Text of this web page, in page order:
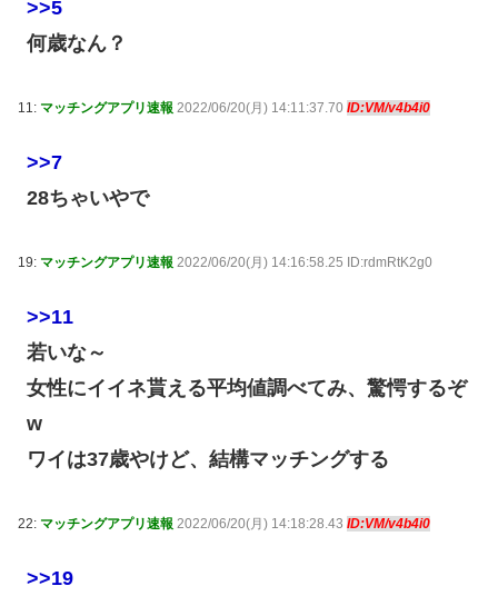
>>5
何歳なん？
11: マッチングアプリ速報 2022/06/20(月) 14:11:37.70 ID:VM/v4b4i0
>>7
28ちゃいやで
19: マッチングアプリ速報 2022/06/20(月) 14:16:58.25 ID:rdmRtK2g0
>>11
若いな～
女性にイイネ貰える平均値調べてみ、驚愕するぞ
w
ワイは37歳やけど、結構マッチングする
22: マッチングアプリ速報 2022/06/20(月) 14:18:28.43 ID:VM/v4b4i0
>>19